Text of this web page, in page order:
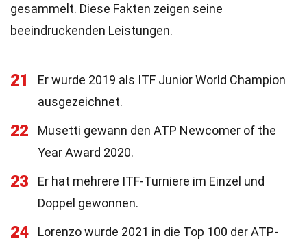
gesammelt. Diese Fakten zeigen seine
beeindruckenden Leistungen.
21
Er wurde 2019 als ITF Junior World Champion
ausgezeichnet.
22
Musetti gewann den ATP Newcomer of the
Year Award 2020.
23
Er hat mehrere ITF-Turniere im Einzel und
Doppel gewonnen.
24
Lorenzo wurde 2021 in die Top 100 der ATP-